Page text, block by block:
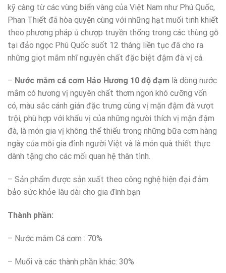
kỹ càng từ các vùng biển vàng của Việt Nam như Phú Quốc,
Phan Thiết đã hòa quyện cùng với những hạt muối tinh khiết
theo phương pháp ủ chượp truyền thống trong các thùng gỗ
tại đảo ngọc Phú Quốc suốt 12 tháng liền tục đã cho ra
những giọt mắm nhĩ nguyên chất đặc biệt đậm đà vị cá.
– Nước mắm cá cơm Hảo Hương 10 độ đạm là dòng nước
mắm có hương vị nguyên chất thơm ngon khó cưỡng vốn
có, màu sắc cánh gián đặc trưng cùng vị mặn đậm đà vượt
trội, phù hợp với khẩu vị của những người thích vị mặn đậm
đà, là món gia vị không thể thiếu trong những bữa cơm hàng
ngày của mỗi gia đình người Việt và là món quà thiết thực
dành tặng cho các mối quan hệ thân tình.
– Sản phẩm được sản xuất theo công nghệ hiện đại đảm
bảo sức khỏe lâu dài cho gia đình bạn
Thành phần:
– Nước mắm Cá cơm : 70%
– Muối và các thành phần khác: 30%